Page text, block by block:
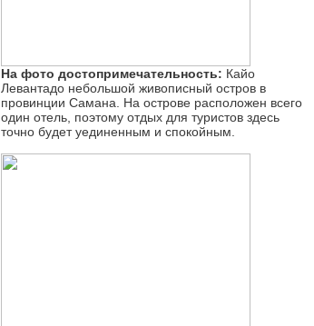
На фото достопримечательность: Кайо
Левантадо небольшой живописный остров в
провинции Самана. На острове расположен всего
один отель, поэтому отдых для туристов здесь
точно будет уединенным и спокойным.